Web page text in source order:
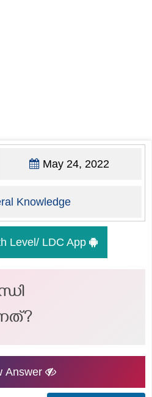
May 24, 2022
Knowledge
Level/ LDC App
Answer